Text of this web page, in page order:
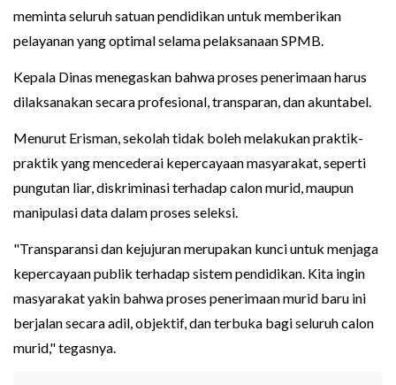
meminta seluruh satuan pendidikan untuk memberikan
pelayanan yang optimal selama pelaksanaan SPMB.
Kepala Dinas menegaskan bahwa proses penerimaan harus
dilaksanakan secara profesional, transparan, dan akuntabel.
Menurut Erisman, sekolah tidak boleh melakukan praktik-
praktik yang mencederai kepercayaan masyarakat, seperti
pungutan liar, diskriminasi terhadap calon murid, maupun
manipulasi data dalam proses seleksi.
"Transparansi dan kejujuran merupakan kunci untuk menjaga
kepercayaan publik terhadap sistem pendidikan. Kita ingin
masyarakat yakin bahwa proses penerimaan murid baru ini
berjalan secara adil, objektif, dan terbuka bagi seluruh calon
murid," tegasnya.